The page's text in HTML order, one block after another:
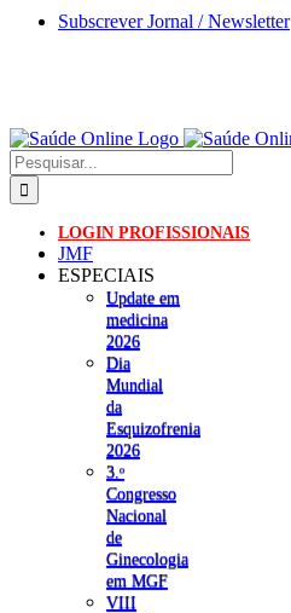
Skip
Subscrever Jornal / Newsletter
Pesquisar
LOGIN PROFISSIONAIS
JMF
ESPECIAIS
Update em
medicina
2026
Dia
Mundial
da
Esquizofrenia
2026
3.ᵒ
Congresso
Nacional
de
Ginecologia
em MGF
VIII